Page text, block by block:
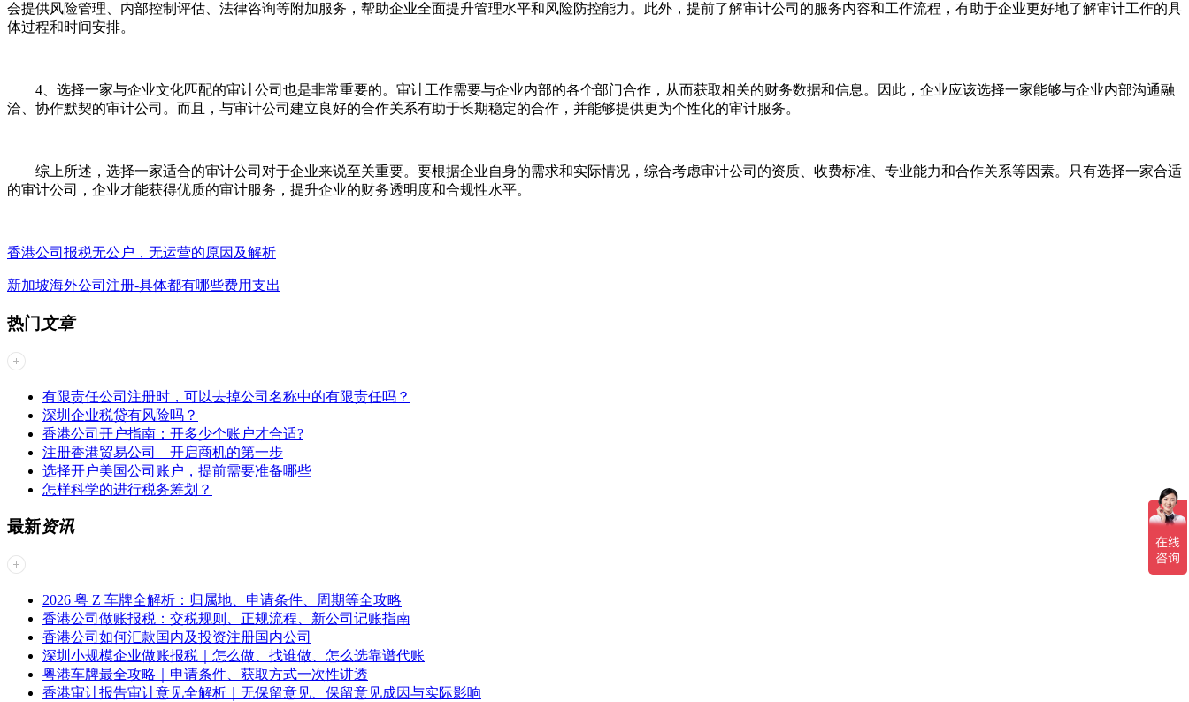
会提供风险管理、内部控制评估、法律咨询等附加服务，帮助企业全面提升管理水平和风险防控能力。此外，提前了解审计公司的服务内容和工作流程，有助于企业更好地了解审计工作的具
体过程和时间安排。
4、选择一家与企业文化匹配的审计公司也是非常重要的。审计工作需要与企业内部的各个部门合作，从而获取相关的财务数据和信息。因此，企业应该选择一家能够与企业内部沟通融
洽、协作默契的审计公司。而且，与审计公司建立良好的合作关系有助于长期稳定的合作，并能够提供更为个性化的审计服务。
综上所述，选择一家适合的审计公司对于企业来说至关重要。要根据企业自身的需求和实际情况，综合考虑审计公司的资质、收费标准、专业能力和合作关系等因素。只有选择一家合适
的审计公司，企业才能获得优质的审计服务，提升企业的财务透明度和合规性水平。
香港公司报税无公户，无运营的原因及解析
新加坡海外公司注册-具体都有哪些费用支出
热门 文章
有限责任公司注册时，可以去掉公司名称中的有限责任吗？
深圳企业税贷有风险吗？
香港公司开户指南：开多少个账户才合适?
注册香港贸易公司—开启商机的第一步
选择开户美国公司账户，提前需要准备哪些
怎样科学的进行税务筹划？
最新资讯
2026 粤 Z 车牌全解析：归属地、申请条件、周期等全攻略
香港公司做账报税：交税规则、正规流程、新公司记账指南
香港公司如何汇款国内及投资注册国内公司
深圳小规模企业做账报税｜怎么做、找谁做、怎么选靠谱代账
粤港车牌最全攻略｜申请条件、获取方式一次性讲透
香港审计报告审计意见全解析｜无保留意见、保留意见成因与实际影响